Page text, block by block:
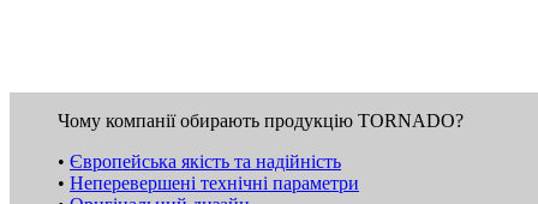
Чому компанії обирають продукцію TORNADO?
• Європейська якість та надійність
• Неперевершені технічні параметри